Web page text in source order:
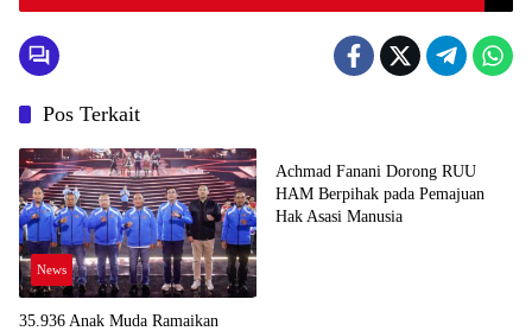
Diawasi
Pos Terkait
News
35.936 Anak Muda Ramaikan
Achmad Fanani Dorong RUU
HAM Berpihak pada Pemajuan
Hak Asasi Manusia